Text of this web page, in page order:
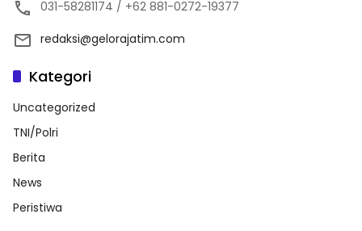
031-58281174 / +62 881-0272-19377
redaksi@gelorajatim.com
Kategori
Uncategorized
TNI/Polri
Berita
News
Peristiwa